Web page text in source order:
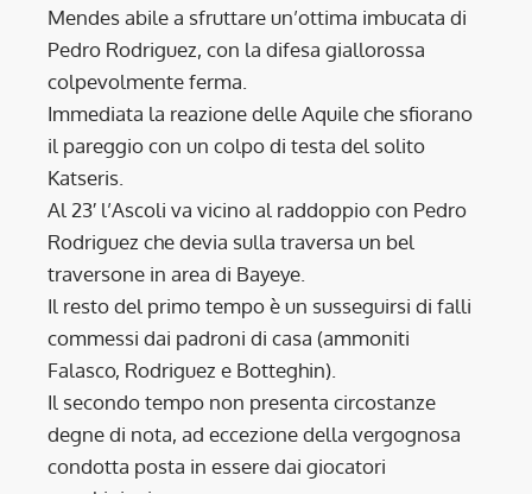
Mendes abile a sfruttare un’ottima imbucata di
Pedro Rodriguez, con la difesa giallorossa
colpevolmente ferma.
Immediata la reazione delle Aquile che sfiorano
il pareggio con un colpo di testa del solito
Katseris.
Al 23′ l’Ascoli va vicino al raddoppio con Pedro
Rodriguez che devia sulla traversa un bel
traversone in area di Bayeye.
Il resto del primo tempo è un susseguirsi di falli
commessi dai padroni di casa (ammoniti
Falasco, Rodriguez e Botteghin).
Il secondo tempo non presenta circostanze
degne di nota, ad eccezione della vergognosa
condotta posta in essere dai giocatori